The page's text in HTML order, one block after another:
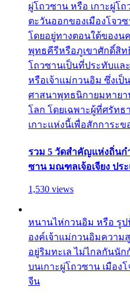
ผู่โถวซาน หรือ เกาะผู่โถ
ตะวันออกของเมืองโจว
โดยอยู่ทางตอนใต้ของน
พุทธคีรีหรือภูเขาศักดิ์สิ
โถวซานเป็นที่ประทับแล
หรือเจ้าแม่กวนอิม ซึ่งเ
ศาสนาพุทธนิกายมหาย
โลก โดยเฉพาะผู้ที่ศรัทธ
เกาะแห่งนี้เพื่อสักการะ
รวม 5 วัดสำคัญแห่งถิ่นก
ซาน มณฑลเจ้อเจียง ปร
1,530 views
หนานไห่กวนอิม หรือ รูป
องค์เจ้าแม่กวนอิมความ
อยู่ริมทะเล ไม่ไกลกันนัก
บนเกาะผู่โถวซาน เมือง
จีน